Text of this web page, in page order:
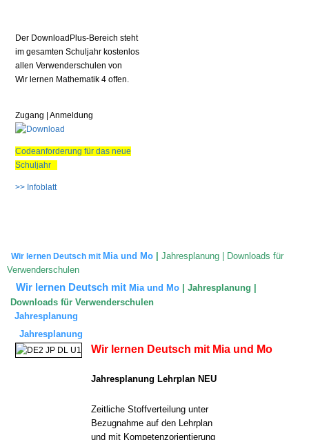
Der DownloadPlus-Bereich steht
im gesamten Schuljahr kostenlos
allen Verwenderschulen von
Wir lernen Mathematik 4 offen.
Zugang | Anmeldung
Codeanforderung für das neue
Schuljahr
>> Infoblatt
Wir lernen Deutsch mit Mia und Mo
Jahresplanung | Downloads für
Verwenderschulen
Wir lernen Deutsch mit Mia und Mo
Jahresplanung |
Downloads für Verwenderschulen
Jahresplanung
Jahresplanung
Wir lernen Deutsch mit Mia und Mo
Jahresplanung Lehrplan NEU
Zeitliche Stoffverteilung unter
Bezugnahme auf den Lehrplan
und mit Kompetenzorientierung